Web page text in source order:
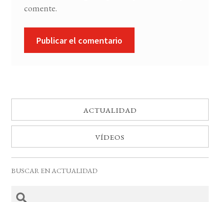
comente.
ACTUALIDAD
VÍDEOS
BUSCAR EN ACTUALIDAD